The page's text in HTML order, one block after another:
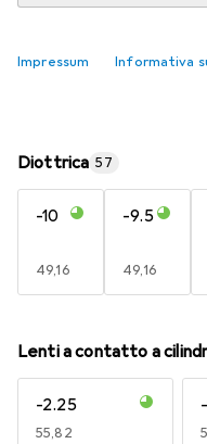
Impressum Informativa
Diottrica 57
-10
EUR
49,16
-9.5
EUR
49,16
Lenti a contatto a
-2.25
EUR
55,82